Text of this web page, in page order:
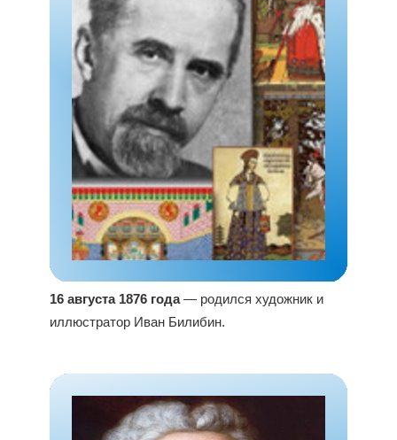
16 августа 1876 года— родился художник и
иллюстратор Иван Билибин.